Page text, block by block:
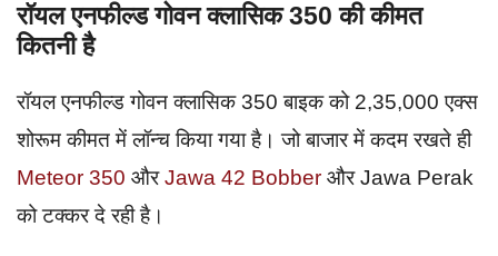
रॉयल एनफील्ड गोवन क्लासिक 350 की कीमत
कितनी है
रॉयल एनफील्ड गोवन क्लासिक 350 बाइक को 2,35,000 एक्स
शोरूम कीमत में लॉन्च किया गया है। जो बाजार में कदम रखते ही
Meteor 350 औरJawa 42 Bobber और Jawa Perak
को टक्कर दे रही है।